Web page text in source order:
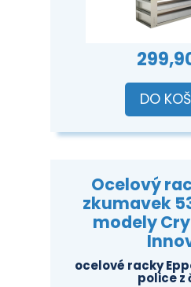
DO
Ocelový
zkumavek
modely
ocelové racky
police z